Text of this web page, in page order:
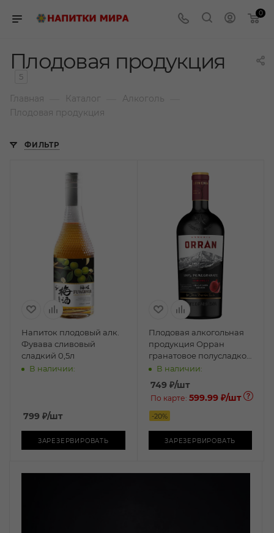
0
Плодовая продукция
5
Главная Каталог Алкоголь
Плодовая продукция
ФИЛЬТР
Напиток плодовый алк.
Фувава сливовый
сладкий 0,5л
В наличии:
799 ₽/шт
ЗАРЕЗЕРВИРОВАТЬ
Плодовая алкогольная
продукция Орран
гранатовое полусладкое
0,75л
В наличии:
749₽/шт
По карте: 599.99 ₽/шт
-20%
ЗАРЕЗЕРВИРОВАТЬ